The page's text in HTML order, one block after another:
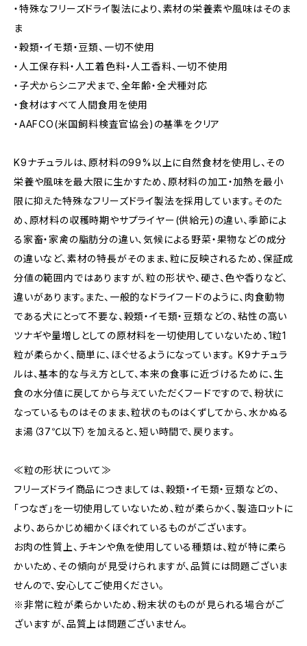
・特殊なフリーズドライ製法により、素材の栄養素や風味はそのま
ま
・穀類・イモ類・豆類、一切不使用
・人工保存料・人工着色料・人工香料、一切不使用
・子犬からシニア犬まで､全年齢・全犬種対応
・食材はすべて人間食用を使用
・AAFCO(米国飼料検査官協会)の基準をクリア
K9ナチュラルは、原材料の99%以上に自然食材を使用し、その
栄養や風味を最大限に生かすため、原材料の加工・加熱を最小
限に抑えた特殊なフリーズドライ製法を採用しています。そのた
め、原材料の収穫時期やサプライヤー(供給元)の違い、季節によ
る家畜・家禽の脂肪分の違い、気候による野菜・果物などの成分
の違いなど、素材の特長がそのまま、粒に反映されるため、保証成
分値の範囲内ではありますが、粒の形状や、硬さ、色や香りなど、
違いがあります。また、一般的なドライフードのように、肉食動物
である犬にとって不要な、穀類・イモ類・豆類などの、粘性の高い
ツナギや量増しとしての原材料を一切使用していないため、1粒1
粒が柔らかく、簡単に、ほぐせるようになっています。 K9ナチュラ
ルは、基本的な与え方として、本来の食事に近づけるために、生
食の水分値に戻してから与えていただくフードですので、粉状に
なっているものはそのまま、粒状のものはくずしてから、水かぬる
ま湯（37℃以下）を加えると、短い時間で、戻ります。
≪粒の形状について≫
フリーズドライ商品につきましては、穀類・イモ類・豆類などの、
「つなぎ」を一切使用していないため、粒が柔らかく、製造ロットに
より、あらかじめ細かくほぐれているものがございます。
お肉の性質上、チキンや魚を使用している種類は、粒が特に柔ら
かいため、その傾向が見受けられますが、品質には問題ございま
せんので、安心してご使用ください。
※非常に粒が柔らかいため、粉末状のものが見られる場合がご
ざいますが、品質上は問題ございません。